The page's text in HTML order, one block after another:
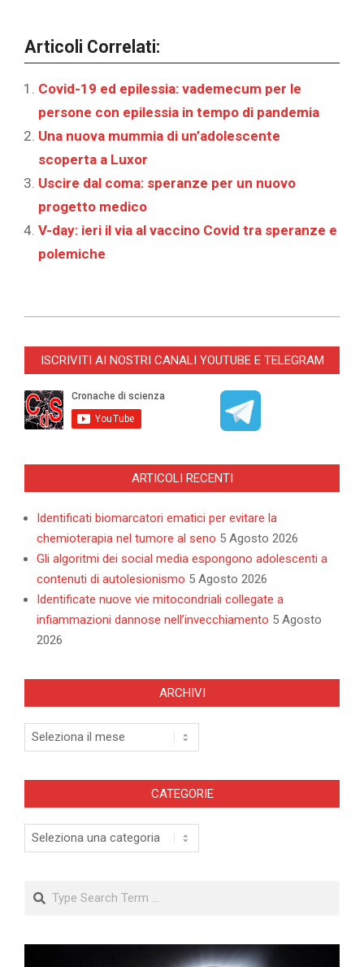
Articoli Correlati:
Covid-19 ed epilessia: vademecum per le
persone con epilessia in tempo di pandemia
Una nuova mummia di un’adolescente
scoperta a Luxor
Uscire dal coma: speranze per un nuovo
progetto medico
V-day: ieri il via al vaccino Covid tra speranze e
polemiche
07-
ISCRIVITI AI NOSTRI CANALI YOUTUBE E TELEGRAM
ARTICOLI RECENTI
Identificati biomarcatori ematici per evitare la
chemioterapia nel tumore al seno 5 Agosto 2026
Gli algoritmi dei social media espongono adolescenti a
contenuti di autolesionismo 5 Agosto 2026
Identificate nuove vie mitocondriali collegate a
infiammazioni dannose nell’invecchiamento 5 Agosto
2026
ARCHIVI
Archivi
CATEGORIE
Categorie
Search